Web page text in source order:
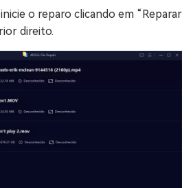
o reparo clicando em “Reparar
direito.